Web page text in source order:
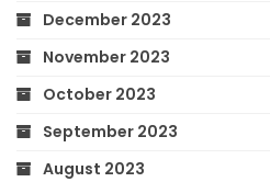
December 2023
November 2023
October 2023
September 2023
August 2023